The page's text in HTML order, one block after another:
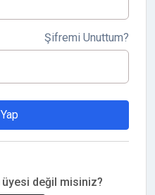
Şifremi Unuttum?
üyesi değil misiniz?